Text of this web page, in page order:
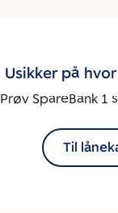
Usikker på
Prøv SpareBank 1
Til